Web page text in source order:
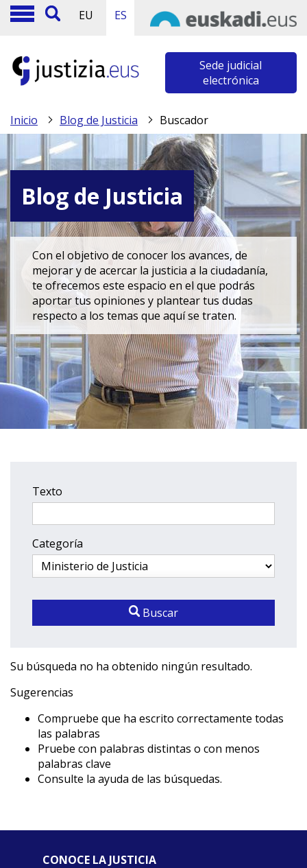
EU ES
Sede judicial
electrónica
Inicio Blog de Justicia Buscador
Blog de Justicia
Con el objetivo de conocer los avances, de
mejorar y de acercar la justicia a la ciudadanía,
te ofrecemos este espacio en el que podrás
aportar tus opiniones y plantear tus dudas
respecto a los temas que aquí se traten.
Texto
Categoría
Buscar
Su búsqueda no ha obtenido ningún resultado.
Sugerencias
Compruebe que ha escrito correctamente todas
las palabras
Pruebe con palabras distintas o con menos
palabras clave
Consulte la ayuda de las búsquedas.
CONOCE LA JUSTICIA